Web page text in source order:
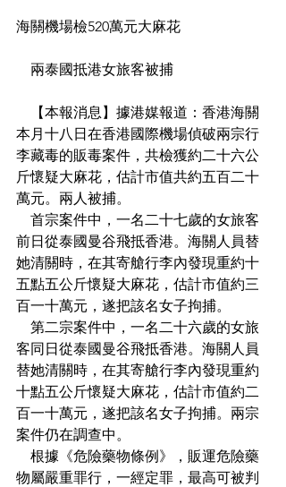
海關機場檢520萬元大麻花
兩泰國抵港女旅客被捕
【本報消息】據港媒報道：香港海關
本月十八日在香港國際機場偵破兩宗行
李藏毒的販毒案件，共檢獲約二十六公
斤懷疑大麻花，估計市值共約五百二十
萬元。兩人被捕。
首宗案件中，一名二十七歲的女旅客
前日從泰國曼谷飛抵香港。海關人員替
她清關時，在其寄艙行李內發現重約十
五點五公斤懷疑大麻花，估計市值約三
百一十萬元，遂把該名女子拘捕。
第二宗案件中，一名二十六歲的女旅
客同日從泰國曼谷飛抵香港。海關人員
替她清關時，在其寄艙行李內發現重約
十點五公斤懷疑大麻花，估計市值約二
百一十萬元，遂把該名女子拘捕。兩宗
案件仍在調查中。
根據《危險藥物條例》，販運危險藥
物屬嚴重罪行，一經定罪，最高可被判